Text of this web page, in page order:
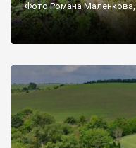
Фото Романа Маленкова,